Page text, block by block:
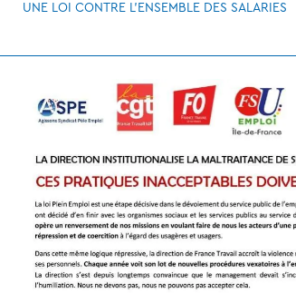
UNE LOI CONTRE L’ENSEMBLE DES SALARIÉS